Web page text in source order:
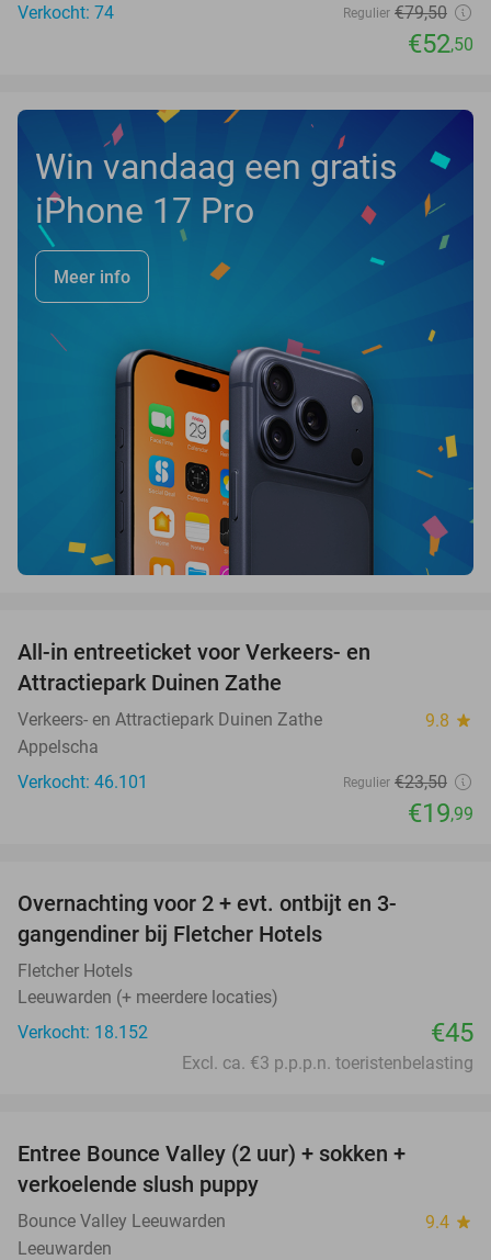
Verkocht: 74
Regulier €79,50
€52,50
Win vandaag een gratis
iPhone 17 Pro
Meer info
All-in entreeticket voor Verkeers- en
Attractiepark Duinen Zathe
Verkeers- en Attractiepark Duinen Zathe 9.8 star
Appelscha
Verkocht: 46.101
Regulier €23,50
€19,99
Overnachting voor 2 + evt. ontbijt en 3-
gangendiner bij Fletcher Hotels
Fletcher Hotels
Leeuwarden (+ meerdere locaties)
Verkocht: 18.152
€45
Excl. ca. €3 p.p.p.n. toeristenbelasting
Entree Bounce Valley (2 uur) + sokken +
verkoelende slush puppy
Bounce Valley Leeuwarden 9.4 star
Leeuwarden